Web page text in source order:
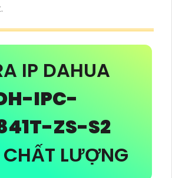
IP DAHUA
IPC-
ZS-S2
LƯỢNG